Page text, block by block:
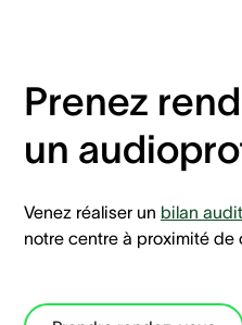
Prenez
un
Venez réaliser un bilan
notre centre à proximité de